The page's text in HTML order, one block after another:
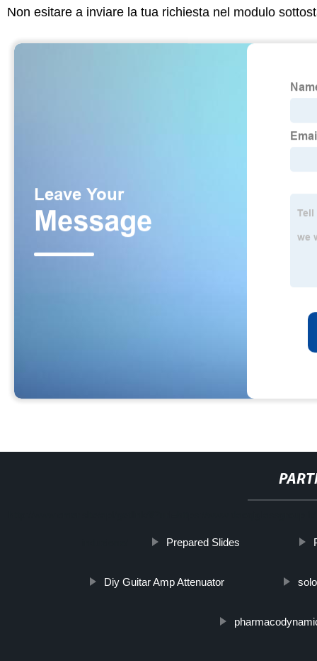
Non esitare a inviare la tua richiesta nel modulo
Prepared Slides
Diy Guitar Amp Attenuator